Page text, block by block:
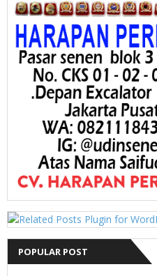
POPULAR POST